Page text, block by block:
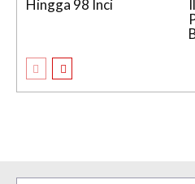
Hingga 98 Inci